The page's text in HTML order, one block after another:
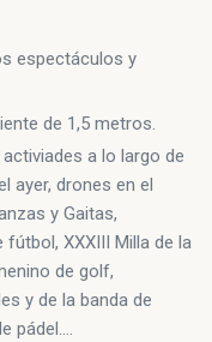
espectáculos y
de 1,5 metros.
a lo largo de
ayer, drones en el
y Gaitas,
XXXIII Milla de la
de golf,
y de la banda de
pádel….